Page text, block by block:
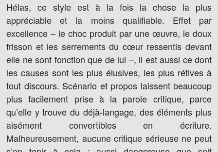
Hélas, ce style est à la fois la chose la plus
appréciable et la moins qualifiable. Effet par
excellence – le choc produit par une œuvre, le doux
frisson et les serrements du cœur ressentis devant
elle ne sont fonction que de lui –, il est aussi ce dont
les causes sont les plus élusives, les plus rétives à
tout discours. Scénario et propos laissent beaucoup
plus facilement prise à la parole critique, parce
qu’elle y trouve du déjà-langage, des éléments plus
aisément convertibles en écriture.
Malheureusement, aucune critique sérieuse ne peut